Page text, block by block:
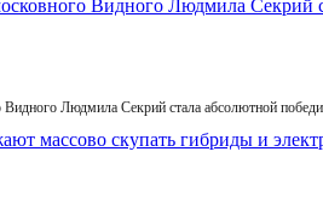
Людмила Секрий стала абсолютной